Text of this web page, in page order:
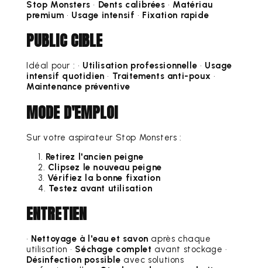
Stop Monsters • Dents calibrées • Matériau
premium • Usage intensif • Fixation rapide
PUBLIC CIBLE
Idéal pour : • Utilisation professionnelle • Usage
intensif quotidien • Traitements anti-poux •
Maintenance préventive
MODE D'EMPLOI
Sur votre aspirateur Stop Monsters :
Retirez l'ancien peigne
Clipsez le nouveau peigne
Vérifiez la bonne fixation
Testez avant utilisation
ENTRETIEN
• Nettoyage à l'eau et savon après chaque
utilisation • Séchage complet avant stockage •
Désinfection possible avec solutions